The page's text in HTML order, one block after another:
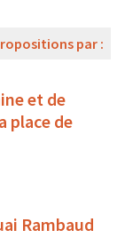
par :
et de
place de
Rambaud